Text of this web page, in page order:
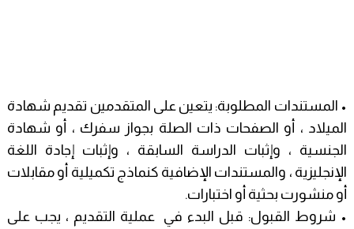
• المستندات المطلوبة: يتعين على المتقدمين تقديم شهادة
الميلاد ، أو الصفحات ذات الصلة بجواز سفرك ، أو شهادة
الجنسية ، وإثبات الدراسة السابقة ، وإثبات إجادة اللغة
الإنجليزية ، والمستندات الإضافية كنماذج تكميلية أو مقابلات
أو منشورت بحثية أو اختبارات.
• شروط القبول: قبل البدء في عملية التقديم ، يجب على